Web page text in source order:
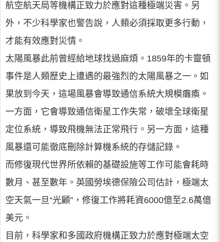
航空航天局等機構正致力於應對這種極端災害。另
外，不少科學家也警告說，人類必須採取更多行動，
才能有效應對災情。
太陽風暴此前曾經給地球找過麻煩。1859年的卡靈頓
事件是人類歷史上遭遇的最強烈的太陽風暴之一。如
果放到今天，這場風暴會導致通信系統大規模癱瘓。
一方面，它會導致通信衛星工作失常，破壞全球衛星
定位系統，導致飛機無法正常飛行。另一方面，這種
風暴還可能徹底刪除計算機系統的存儲記錄。
而修復現代世界所依賴的基礎設施等工作可能會耗時
數月、甚至數年。英國勞埃德保險公司估計，極端太
空天氣一旦“光顧”，修復工作將耗資6000億至2.6萬億
美元。
目前，科學家和多國政府機構正致力於應對極端太空